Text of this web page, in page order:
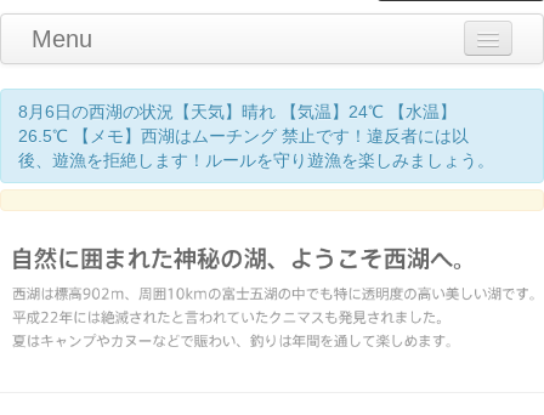
Menu
Home
釣り情報
マナーとお願い
クニマス展示館
漁協からのお知らせ
お問い合わせ
8月6日の西湖の状況【天気】晴れ 【気温】24℃ 【水温】
26.5℃ 【メモ】西湖はムーチング 禁止です！違反者には以
後、遊漁を拒絶します！ルールを守り遊漁を楽しみましょう。